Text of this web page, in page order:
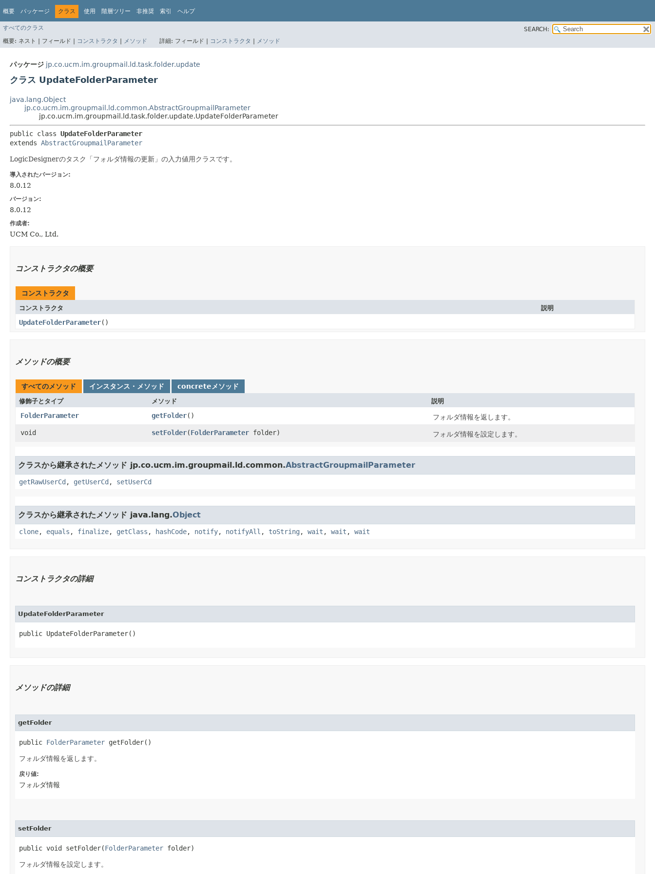
概要 パッケージ クラス 使用 階層ツリー 非推奨 索引 ヘルプ
すべてのクラス
SEARCH:
概要: ネスト | フィールド | コンストラクタ | メソッド 詳細: フィールド | コンストラクタ | メソッド
パッケージ jp.co.ucm.im.groupmail.ld.task.folder.update
クラス UpdateFolderParameter
java.lang.Object
jp.co.ucm.im.groupmail.ld.common.AbstractGroupmailParameter
jp.co.ucm.im.groupmail.ld.task.folder.update.UpdateFolderParameter
public class UpdateFolderParameter
extends AbstractGroupmailParameter
LogicDesignerのタスク「フォルダ情報の更新」の入力値用クラスです。
導入されたバージョン:
8.0.12
バージョン:
8.0.12
作成者:
UCM Co., Ltd.
コンストラクタの概要
コンストラクタ
コンストラクタ 説明
UpdateFolderParameter()
メソッドの概要
すべてのメソッド インスタンス・メソッド concreteメソッド
修飾子とタイプ メソッド 説明
FolderParameter getFolder()
フォルダ情報を返します。
void
setFolder​(FolderParameter folder) フォルダ情報を設定します。
クラスから継承されたメソッド jp.co.ucm.im.groupmail.ld.common.AbstractGroupmailParameter
getRawUserCd , getUserCd , setUserCd
クラスから継承されたメソッド java.lang.Object
clone, equals , finalize, getClass , hashCode, notify, notifyAll , toString , wait , wait , wait
コンストラクタの詳細
UpdateFolderParameter
public UpdateFolderParameter()
メソッドの詳細
getFolder
public FolderParameter getFolder()
フォルダ情報を返します。
戻り値:
フォルダ情報
setFolder
public void setFolder​(FolderParameter folder)
フォルダ情報を設定します。